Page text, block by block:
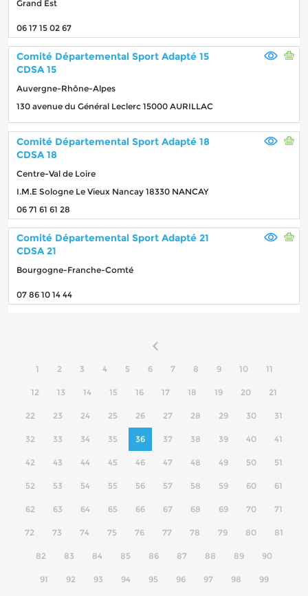
Grand Est
06 17 15 02 67
Comité Départemental Sport Adapté 15
CDSA 15
Auvergne-Rhône-Alpes
130 avenue du Général Leclerc 15000 AURILLAC
Comité Départemental Sport Adapté 18
CDSA 18
Centre-Val de Loire
I.M.E Sologne Le Vieux Nancay 18330 NANCAY
06 71 61 61 28
Comité Départemental Sport Adapté 21
CDSA 21
Bourgogne-Franche-Comté
07 86 10 14 44
1 2 3 4 5 6 7 8 9 10 11
12 13 14 15 16 17 18 19 20 21
22 23 24 25 26 27 28 29 30 31
32 33 34 35 36 37 38 39 40 41
42 43 44 45 46 47 48 49 50 51
52 53 54 55 56 57 58 59 60 61
62 63 64 65 66 67 68 69 70 71
72 73 74 75 76 77 78 79 80 81
82 83 84 85 86 87 88 89 90
91 92 93 94 95 96 97 98 99